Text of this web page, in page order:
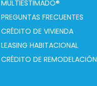
MULTIESTIMADO®
PREGUNTAS FRECUENTES
CRÉDITO DE VIVIENDA
LEASING HABITACIONAL
CRÉDITO DE REMODELACIÓN